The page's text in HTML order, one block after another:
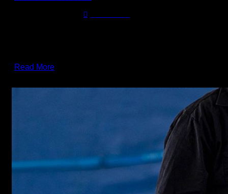
Read More